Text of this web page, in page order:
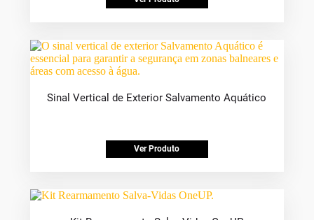
Sinal Vertical de Exterior Salvamento Aquático
Ver Produto